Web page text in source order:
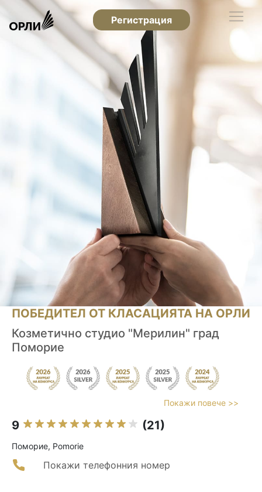
Регистрация
ПОБЕДИТЕЛ ОТ КЛАСАЦИЯТА НА ОРЛИ
Козметично студио "Мерилин" град
Поморие
Покажи повече >>
9 (21)
Поморие, Pomorie
Покажи телефонния номер